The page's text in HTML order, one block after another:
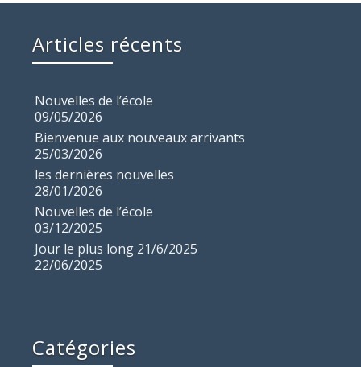
Articles récents
Nouvelles de l’école
09/05/2026
Bienvenue aux nouveaux arrivants
25/03/2026
les dernières nouvelles
28/01/2026
Nouvelles de l’école
03/12/2025
Jour le plus long 21/6/2025
22/06/2025
Catégories